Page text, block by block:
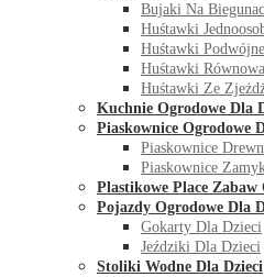
Bujaki Na
Huśtawki
Huśtawki Podwójne
Huśtawki
Huśtawki Ze
Kuchnie Ogrodowe Dla
Piaskownice Ogrodowe
Piaskownice
Piaskownice
Plastikowe Place Zabaw
Pojazdy Ogrodowe Dla
Gokarty Dla Dzieci
Jeździki Dla Dzieci
Stoliki Wodne Dla Dzieci